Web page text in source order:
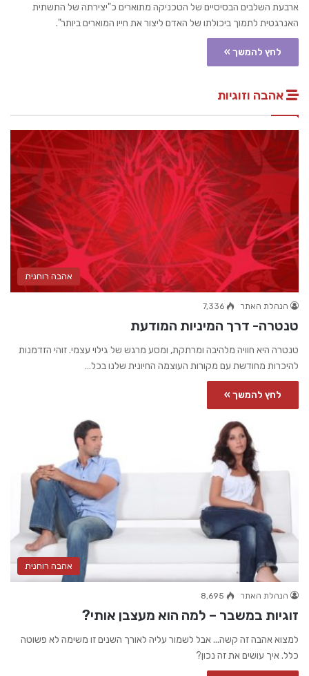
ארבעת השלבים הבסיסיים של הטכניקה מתוארים כ"יצירתה של התשתית
האנרגטית לתמוך ביכולתו של האדם ליצור את חייו המוארים ביותר".
לחץ להמשך »
אהבה וזוגיות
אהבה רוחנית
הנהלת האתר 7,336
טנטרה- דרך המיניות המודעת
טנטרה היא חוויה מלהיבה ומרתקת, ומסע מרגש של גילוי עצמי. זוהי הזדמנות
להיכרות מחודשת עם מקורות העוצמה החיונית שלנו בכל…
לחץ להמשך »
אהבה רוחנית
הנהלת האתר 8,695
זוגיות במשבר – למה הוא מעצבן אותי?
למצוא אהבה זה קשה... אבל לשמור עליה לאורך השנים זו משימה לא פשוטה
כלל. איך עושים את זה נכון?